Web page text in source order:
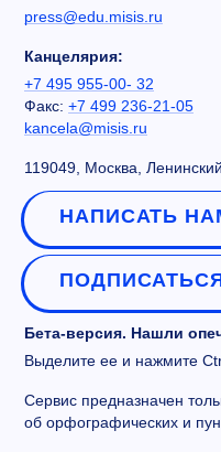
press@edu.misis.ru
Канцелярия:
+7 495 955-00- 32
Факс: +7 499 236-21-05
kancela@misis.ru
119049, Москва,
НАПИСАТЬ
Бета-версия. Нашли
Выделите ее и нажмите
Сервис предназначен
об орфографических и